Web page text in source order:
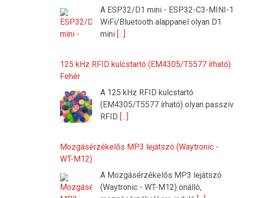
A ESP32/D1 mini - ESP32-C3-MINI-1
WiFi/Bluetooth alappanel olyan D1
mini [...]
125 kHz RFID kulcstartó (EM4305/T5577 írható)
Fehér
A 125 kHz RFID kulcstartó
(EM4305/T5577 írható) olyan passzív
RFID [...]
Mozgásérzékelős MP3 lejátszó (Waytronic -
WT-M12)
A Mozgásérzékelős MP3 lejátszó
(Waytronic - WT-M12) önálló,